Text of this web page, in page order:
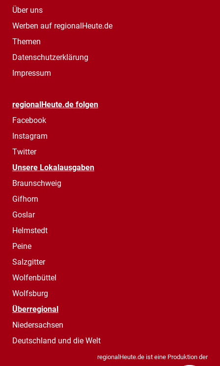
Über uns
Werben auf regionalHeute.de
Themen
Datenschutzerklärung
Impressum
regionalHeute.de folgen
Facebook
Instagram
Twitter
Unsere Lokalausgaben
Braunschweig
Gifhorn
Goslar
Helmstedt
Peine
Salzgitter
Wolfenbüttel
Wolfsburg
Überregional
Niedersachsen
Deutschland und die Welt
regionalHeute.de ist eine Produktion der